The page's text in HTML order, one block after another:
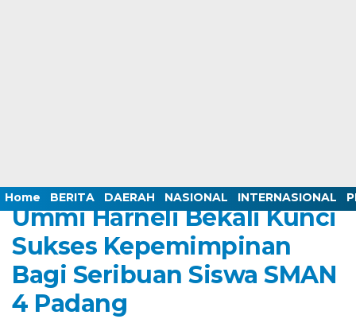
Home BERITA DAERAH NASIONAL INTERNASIONAL
Friday, 4 August 2023 - 19:05 WIB
Ummi Harneli Bekali Kunci
Sukses Kepemimpinan
Bagi Seribuan Siswa SMAN
4 Padang